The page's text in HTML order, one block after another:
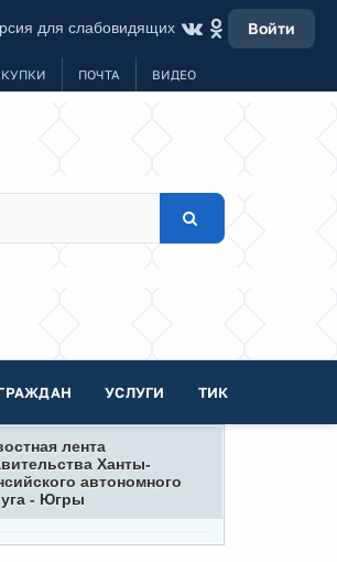
для слабовидящих Войти
ПОЧТА ВИДЕО
УСЛУГИ ТИК
лента
Ханты-
автономного
- Югры